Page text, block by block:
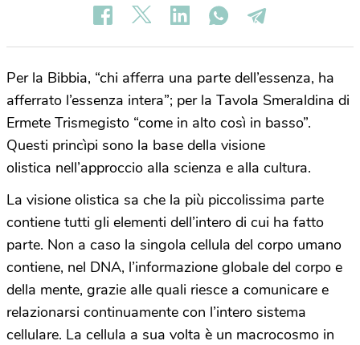
Per la Bibbia, “chi afferra una parte dell’essenza, ha
afferrato l’essenza intera”; per la Tavola Smeraldina di
Ermete Trismegisto “come in alto così in basso”.
Questi princìpi sono la base della visione
olistica nell’approccio alla scienza e alla cultura.
La visione olistica sa che la più piccolissima parte
contiene tutti gli elementi dell’intero di cui ha fatto
parte. Non a caso la singola cellula del corpo umano
contiene, nel DNA, l’informazione globale del corpo e
della mente, grazie alle quali riesce a comunicare e
relazionarsi continuamente con l’intero sistema
cellulare. La cellula a sua volta è un macrocosmo in